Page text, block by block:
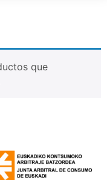
que